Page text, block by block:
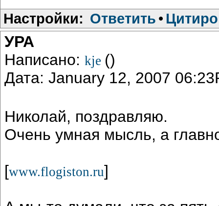
Настройки: Ответить •
УРА
Написано: kje ()
Дата: January 12, 2007
Николай, поздравляю.
Очень умная мысль, а
[www.flogiston.ru]